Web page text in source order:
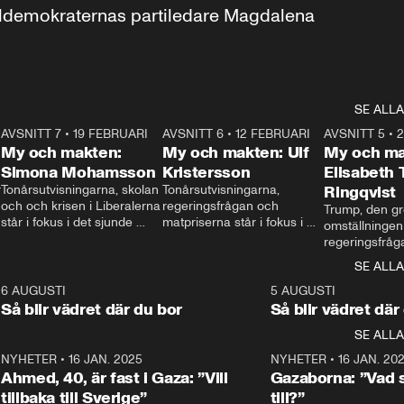
partiledare Magdalena
SE ALLA
24:30
AVSNITT 7• 19 FEBRUARI
My och makten:
Simona Mohamsson
Tonårsutvisningarna, skolan
och och krisen i Liberalerna
står i fokus i det sjunde
kommentator My
Rohwedder ställer
utbildnings- och
Mohamsson till svars.
27:30
AVSNITT 6 •12 FEBRUARI
My och makten: Ulf
Kristersson
Tonårsutvisningarna,
regeringsfrågan och
matpriserna står i fokus i
Rohwedder ställer
statsminister Ulf Kristersson
AVSNITT 5 •
My och
Elisabeth
Ringqvist
Trump, den
centrum i
avsnittet av
Makten”. Se
Aftonbladets
Rohwedder
Thand Ring
SE ALLA
6 AUGUSTI
Så blir vädret där du bor
5 AUGUSTI
Så blir vädret där
SE ALLA
NYHETER• 16 JAN. 2025
Ahmed, 40, är fast i Gaza: ”Vill
tillbaka till Sverige”
NYHETER• 16 JAN.
Gazaborna:
till?”